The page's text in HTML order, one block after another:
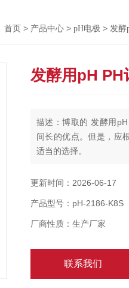
首页 > 产品中心 > pH电极 > 发酵
发酵用pH PH
描述：博取的 发酵用
间长的优点。但是，应
适当的选择。
测量范围
耐压性
传感器长度
电缆插头
内置温度补偿
测量介质
更新时间：2026-06-17
产品型号：pH-2186-K8S
厂商性质：生产厂家
联系我们